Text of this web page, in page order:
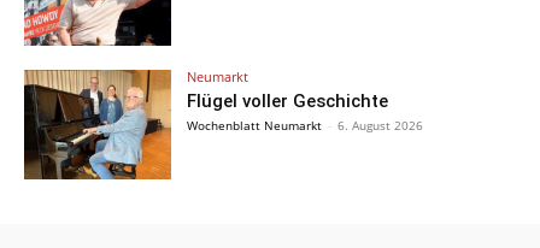
Neumarkt
Flügel voller Geschichte
Wochenblatt Neumarkt - 6. August 2026